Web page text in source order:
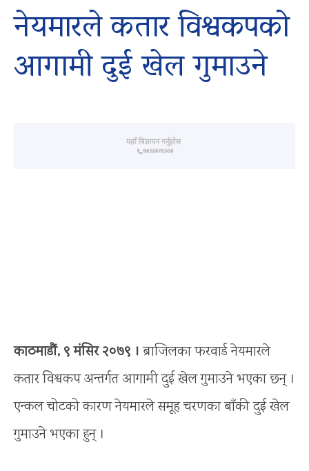
नेयमारले कतार विश्वकपको
आगामी दुई खेल गुमाउने
काठमाडौं, ९ मंसिर २०७९ । ब्राजिलका फरवार्ड नेयमारले
कतार विश्वकप अन्तर्गत आगामी दुई खेल गुमाउने भएका छन् ।
एन्कल चोटको कारण नेयमारले समूह चरणका बाँकी दुई खेल
गुमाउने भएका हुन् ।